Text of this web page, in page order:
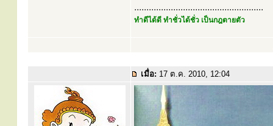
.....................................................
ทำดีได้ดี ทำชั่วได้ชั่ว เป็นกฎตายตัว
เมื่อ: 17 ต.ค. 2010, 12:04